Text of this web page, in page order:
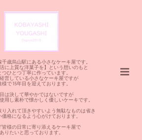
千歳烏山駅にある小さなケーキ屋です。
活に上質な洋菓子を】という想いのもと
つひとつ丁寧に作っています。
営している小さなケーキ屋ですが
様で15年目を迎えております。
は決して華やかではないですが
用し素朴で懐かしく優しいケーキです。
り入れて頂きやすいよう無駄なものは省き
価格になるよう心がけております。
皆様の日常に寄り添えるケーキ屋で
ありたいと思っております。